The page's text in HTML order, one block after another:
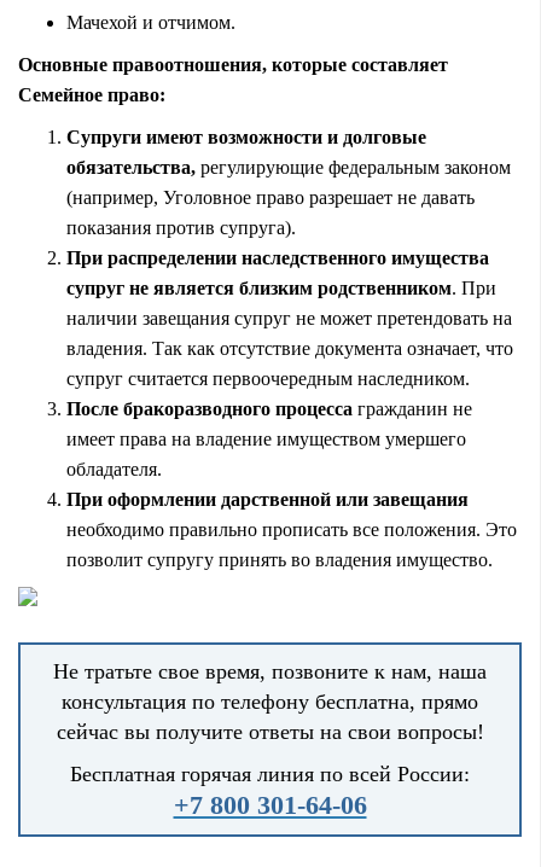
Мачехой и отчимом.
Основные правоотношения, которые составляет
Семейное право:
Супруги имеют возможности и долговые
обязательства, регулирующие федеральным законом
(например, Уголовное право разрешает не давать
показания против супруга).
При распределении наследственного имущества
супруг не является близким родственником. При
наличии завещания супруг не может претендовать на
владения. Так как отсутствие документа означает, что
супруг считается первоочередным наследником.
После бракоразводного процесса гражданин не
имеет права на владение имуществом умершего
обладателя.
При оформлении дарственной или завещания
необходимо правильно прописать все положения. Это
позволит супругу принять во владения имущество.
Не тратьте свое время, позвоните к нам, наша
консультация по телефону бесплатна, прямо
сейчас вы получите ответы на свои вопросы!
Бесплатная горячая линия по всей России:
+7 800 301-64-06